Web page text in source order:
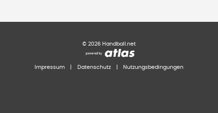
© 2026 Handball.net
Impressum Datenschutz Nutzungsbedingungen